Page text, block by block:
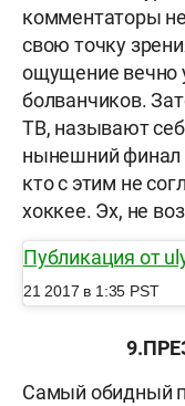
комментаторы
свою точку
ощущение вечно
болванчиков.
ТВ, называют
нынешний финал
кто с этим не
хоккее. Эх, не
Публикация от
21 2017 в 1:35 PST
9.
Самый обидный